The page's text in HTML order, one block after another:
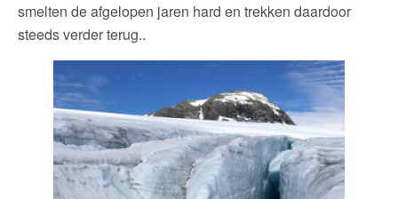
smelten de afgelopen jaren hard en trekken daardoor
steeds verder terug..